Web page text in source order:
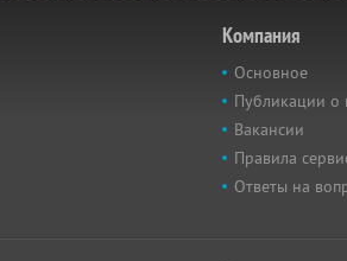
Компания
Основное
Публикации о
Вакансии
Правила
Ответы на